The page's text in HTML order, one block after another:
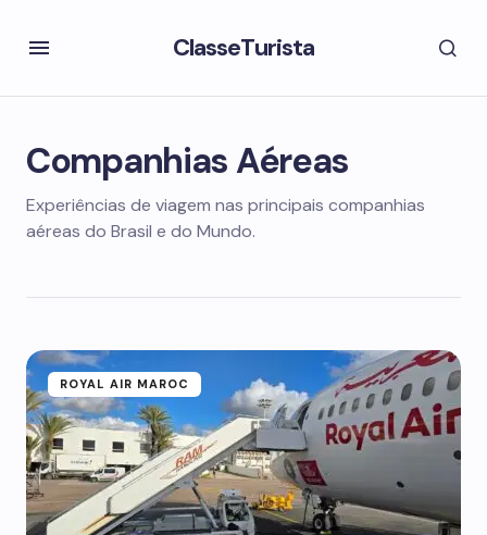
ClasseTurista
Companhias Aéreas
Experiências de viagem nas principais companhias
aéreas do Brasil e do Mundo.
ROYAL AIR MAROC